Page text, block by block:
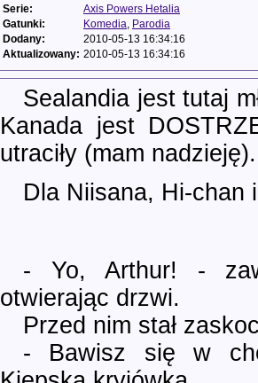
Serie:
Axis Powers Hetalia
Gatunki:
Komedia
Parodia
Dodany:
2010-05-13 16:34:16
Aktualizowany: 2010-05-13 16:34:16
Sealandia jest tutaj
Kanada jest
utraciły (mam
Dla Niisana, Hi-chan
- Yo, Arthur! -
otwierając drzwi.
Przed nim stał
- Bawisz się w